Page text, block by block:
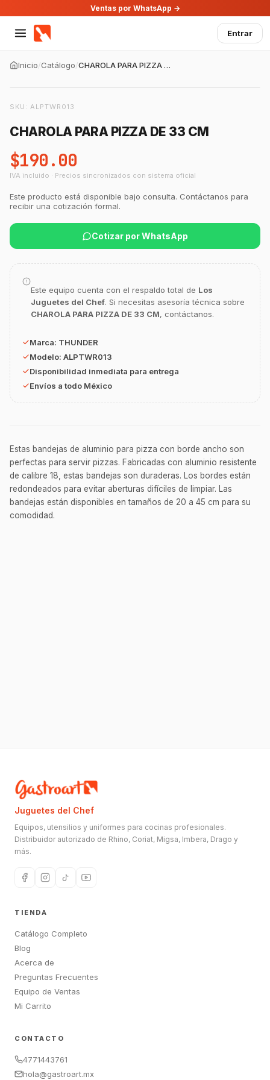
Ventas por WhatsApp →
Entrar
Inicio/Catálogo/ CHAROLA PARA PIZZA DE 33 CM
SKU: ALPTWR013
CHAROLA PARA PIZZA DE 33 CM
$190.00
IVA incluido · Precios sincronizados con sistema oficial
Este producto está disponible bajo consulta. Contáctanos para
recibir una cotización formal.
Cotizar por WhatsApp
Este equipo cuenta con el respaldo total de Los
Juguetes del Chef. Si necesitas asesoría técnica sobre
CHAROLA PARA PIZZA DE 33 CM, contáctanos.
Marca: THUNDER
Modelo: ALPTWR013
Disponibilidad inmediata para entrega
Envíos a todo México
Estas bandejas de aluminio para pizza con borde ancho son
perfectas para servir pizzas. Fabricadas con aluminio resistente
de calibre 18, estas bandejas son duraderas. Los bordes están
redondeados para evitar aberturas difíciles de limpiar. Las
bandejas están disponibles en tamaños de 20 a 45 cm para su
comodidad.
GastroBot
de cocina profesional de GastroArt.
equipamiento o utensilios?
Buscar estufas industriales
Métodos de envío y entrega
Ver sucursales y contacto
Juguetes del Chef
Equipos, utensilios y uniformes para cocinas profesionales.
Distribuidor autorizado de Rhino, Coriat, Migsa, Imbera, Drago y
más.
TIENDA
Catálogo Completo
Blog
Acerca de
Preguntas Frecuentes
Equipo de Ventas
Mi Carrito
CONTACTO
4771443761
hola@gastroart.mx